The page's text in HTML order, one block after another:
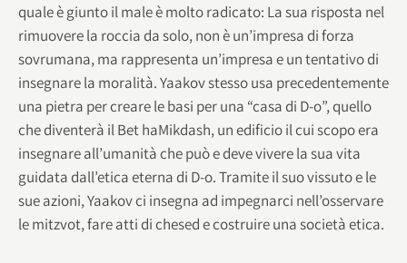
quale è giunto il male è molto radicato: La sua risposta nel
rimuovere la roccia da solo, non è un’impresa di forza
sovrumana, ma rappresenta un’impresa e un tentativo di
insegnare la moralità. Yaakov stesso usa precedentemente
una pietra per creare le basi per una “casa di D-o”, quello
che diventerà il Bet haMikdash, un edificio il cui scopo era
insegnare all’umanità che può e deve vivere la sua vita
guidata dall’etica eterna di D-o. Tramite il suo vissuto e le
sue azioni, Yaakov ci insegna ad impegnarci nell’osservare
le mitzvot, fare atti di chesed e costruire una società etica.